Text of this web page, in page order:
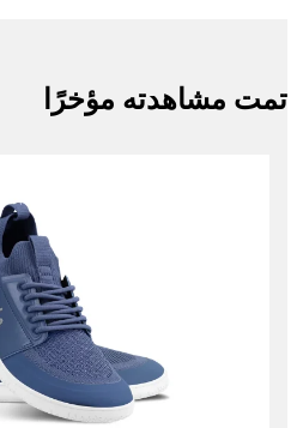
تمت مشاهدته مؤخرًا